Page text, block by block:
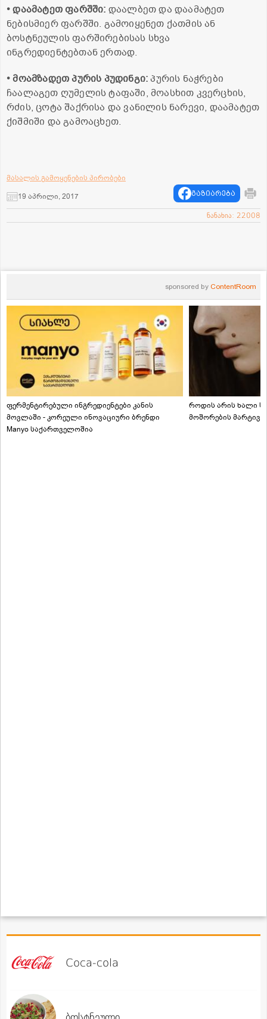
• დაამატეთ ფარშში: დაალბეთ და დაამატეთ
ნებისმიერ ფარშში. გამოიყენეთ ქათმის ან
ბოსტნეულის ფარშირებისას სხვა
ინგრედიენტებთან ერთად.
• მოამზადეთ პურის პუდინგი:პურის ნაჭრები
ჩაალაგეთ ღუმელის ტაფაში, მოასხით კვერცხის,
რძის, ცოტა შაქრისა და ვანილის ნარევი, დაამატეთ
ქიშმიში და გამოაცხეთ.
მასალის გამოყენების პირობები
19 აპრილი, 2017
გაზიარება
ნანახია: 22008
sponsored by ContentRoom
ფერმენტირებული ინგრედიენტები კანის
მოვლაში - კორეული ინოვაციური ბრენდი
Manyo საქართველოშია
როდის არის ხალი
მოშორების
Coca-cola